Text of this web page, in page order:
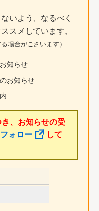
いよう、なるべく
スメしています。
場合がございます）
知らせ
お知らせ
、お知らせの受
ォロー
して